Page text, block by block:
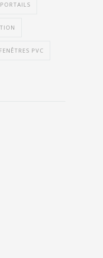
PORTAILS
FENÊTRES PVC